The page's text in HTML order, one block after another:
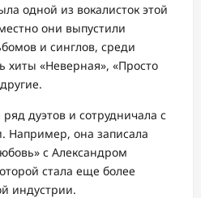
одной из вокалисток этой
они выпустили
и синглов, среди
хиты «Неверная», «Просто
дуэтов и сотрудничала с
Например, она записала
с Александром
стала еще более
индустрии.